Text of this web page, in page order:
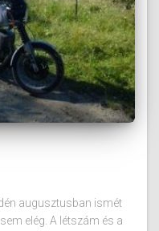
augusztusban ismét
elég. A létszám és a